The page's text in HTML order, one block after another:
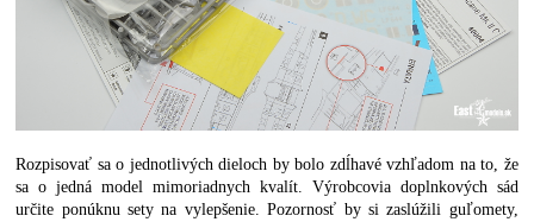
Rozpisovať sa o jednotlivých dieloch by bolo zdĺhavé vzhľadom na to, že
sa o jedná model mimoriadnych kvalít. Výrobcovia doplnkových sád
určite ponúknu sety na vylepšenie. Pozornosť by si zaslúžili guľomety,